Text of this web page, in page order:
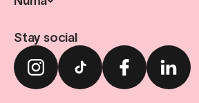
Stay social